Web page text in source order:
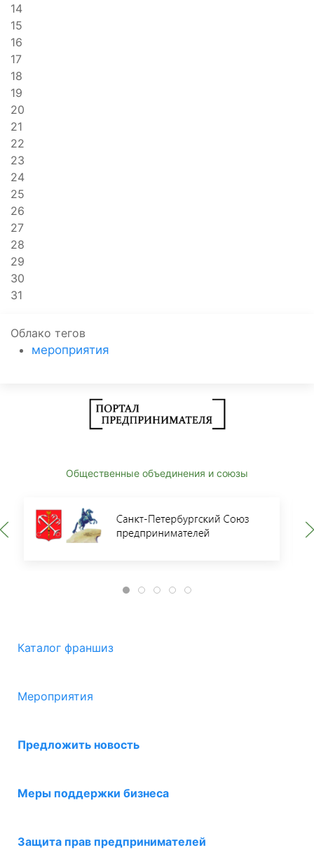
14
15
16
17
18
19
20
21
22
23
24
25
26
27
28
29
30
31
Облако тегов
мероприятия
Общественные объединения и союзы
Каталог франшиз
Мероприятия
Предложить новость
Меры поддержки бизнеса
Защита прав предпринимателей